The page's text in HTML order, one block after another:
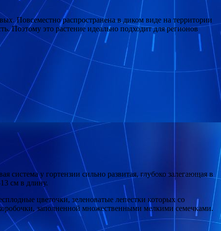
Повсеместно распространена в диком виде на территории
Поэтому это растение идеально подходит для регионов
у гортензии сильно развитая, глубоко залегающая в
см в длину.
цветочки, зеленоватые лепестки которых со
заполненной множественными мелкими семечками.